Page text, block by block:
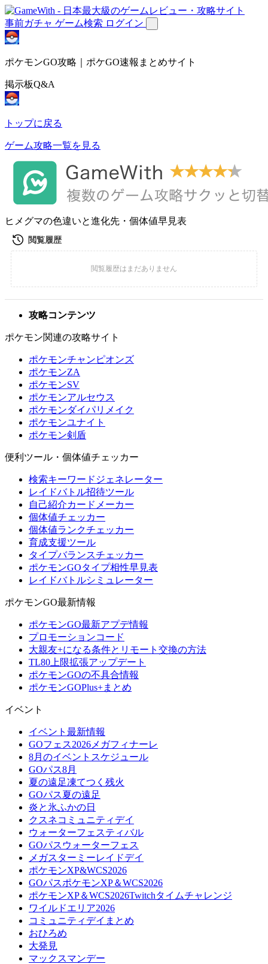
事前ガチャ ゲーム検索 ログイン
ポケモンGO攻略｜ポケGO速報まとめサイト
掲示板Q&A
トップに戻る
ゲーム攻略一覧を見る
ヒメグマの色違いと進化先・個体値早見表
攻略コンテンツ
ポケモン関連の攻略サイト
ポケモンチャンピオンズ
ポケモンZA
ポケモンSV
ポケモンアルセウス
ポケモンダイパリメイク
ポケモンユナイト
ポケモン剣盾
便利ツール・個体値チェッカー
検索キーワードジェネレーター
レイドバトル招待ツール
自己紹介カードメーカー
個体値チェッカー
個体値ランクチェッカー
育成支援ツール
タイプバランスチェッカー
ポケモンGOタイプ相性早見表
レイドバトルシミュレーター
ポケモンGO最新情報
ポケモンGO最新アプデ情報
プロモーションコード
大親友+になる条件とリモート交換の方法
TL80上限拡張アップデート
ポケモンGOの不具合情報
ポケモンGOPlus+まとめ
イベント
イベント最新情報
GOフェス2026メガフィナーレ
8月のイベントスケジュール
GOパス8月
夏の遠足凍てつく残火
GOパス夏の遠足
炎と氷ふかの日
クスネコミュニティデイ
ウォーターフェスティバル
GOパスウォーターフェス
メガスターミーレイドデイ
ポケモンXP&WCS2026
GOパスポケモンXP＆WCS2026
ポケモンXP＆WCS2026Twitchタイムチャレンジ
ワイルドエリア2026
コミュニティデイまとめ
おひろめ
大発見
マックスマンデー